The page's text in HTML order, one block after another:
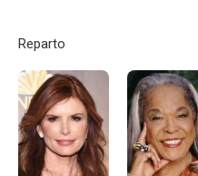
Reparto